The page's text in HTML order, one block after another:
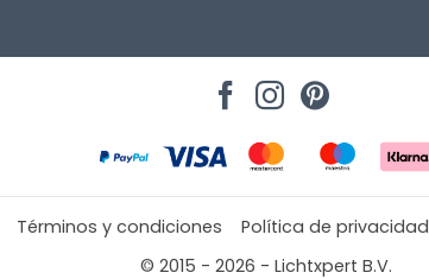
Términos y condiciones Política de privacidad
© 2015 - 2026 - Lichtxpert B.V.